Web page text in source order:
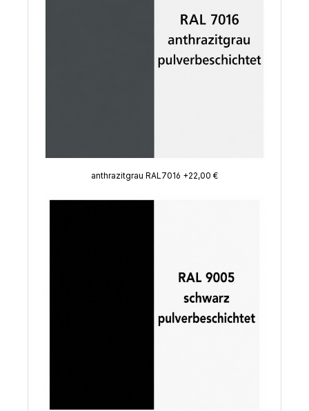
anthrazitgrau RAL7016 +22,00 €